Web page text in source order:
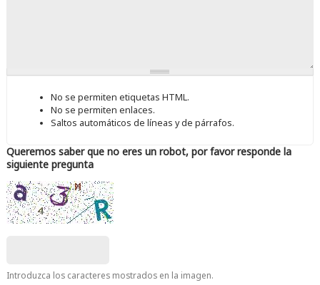
No se permiten etiquetas HTML.
No se permiten enlaces.
Saltos automáticos de líneas y de párrafos.
Queremos saber que no eres un robot, por favor responde la
siguiente pregunta
Introduzca los caracteres mostrados en la imagen.